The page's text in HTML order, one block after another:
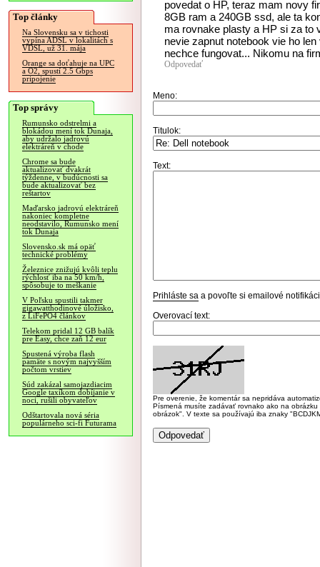
Top články
Na Slovensku sa v tichosti
vypína ADSL v lokalitách s
VDSL, už 31. mája
Orange sa doťahuje na UPC
a O2, spustí 2.5 Gbps
pripojenie
Top správy
Rumunsko odstrelmi a
blokádou mení tok Dunaja,
aby udržalo jadrovú
elektráreň v chode
Chrome sa bude
aktualizovať dvakrát
týždenne, v budúcnosti sa
bude aktualizovať bez
reštartov
Maďarsko jadrovú elektráreň
nakoniec kompletne
neodstavilo, Rumunsko mení
tok Dunaja
Slovensko.sk má opäť
technické problémy
Železnice znižujú kvôli teplu
rýchlosť iba na 50 km/h,
spôsobuje to meškanie
V Poľsku spustili takmer
gigawatthodinové úložisko,
z LiFePO4 článkov
Telekom pridal 12 GB balík
pre Easy, chce zaň 12 eur
Spustená výroba flash
pamäte s novým najvyšším
počtom vrstiev
Súd zakázal samojazdiacim
Google taxíkom dobíjanie v
noci, rušili obyvateľov
Odštartovala nová séria
populárneho sci-fi Futurama
povedat o HP, teraz mam novy
8GB ram a 240GB ssd, ale ta
ma rovnake plasty a HP si za to
nevie zapnut notebook vie ho
nechce fungovat... Nikomu na
Odpovedať
Meno:
Titulok:
Text:
Prihláste sa a povoľte si emailové
Overovací text:
Pre overenie, že komentár sa nepridáva
Písmená musíte zadávať rovnako ako na
obrázok". V texte sa používajú iba znaky